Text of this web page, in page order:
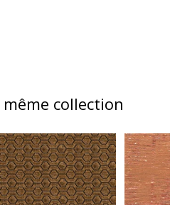
collection